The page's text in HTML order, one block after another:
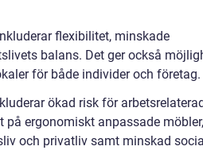
flexibilitet, minskade
balans. Det ger också
för både individer och företag.
ökad risk för
ergonomiskt anpassade
och privatliv samt minskad